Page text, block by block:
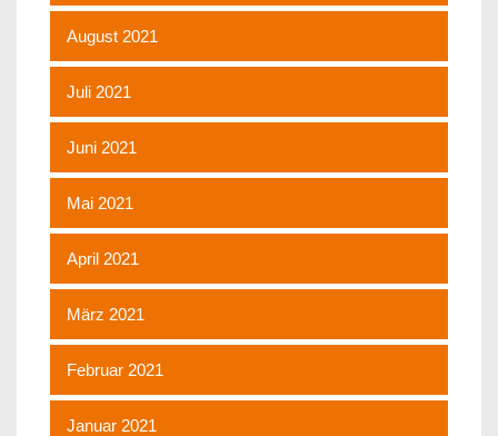
August 2021
Juli 2021
Juni 2021
Mai 2021
April 2021
März 2021
Februar 2021
Januar 2021